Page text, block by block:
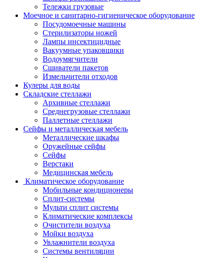
Тележки грузовые
Моечное и санитарно-гигиеническое оборудование
Посудомоечные машины
Стерилизаторы ножей
Лампы инсектицидные
Вакуумные упаковщики
Водоумягчители
Сшиватели пакетов
Измельчители отходов
Кулеры для воды
Складские стеллажи
Архивные стеллажи
Среднегрузовые стеллажи
Паллетные стеллажи
Сейфы и металлическая мебель
Металлические шкафы
Оружейные сейфы
Сейфы
Верстаки
Медицинская мебель
Климатическое оборудование
Мобильные кондиционеры
Сплит-системы
Мульти сплит системы
Климатические комплексы
Очистители воздуха
Мойки воздуха
Увлажнители воздуха
Системы вентиляции